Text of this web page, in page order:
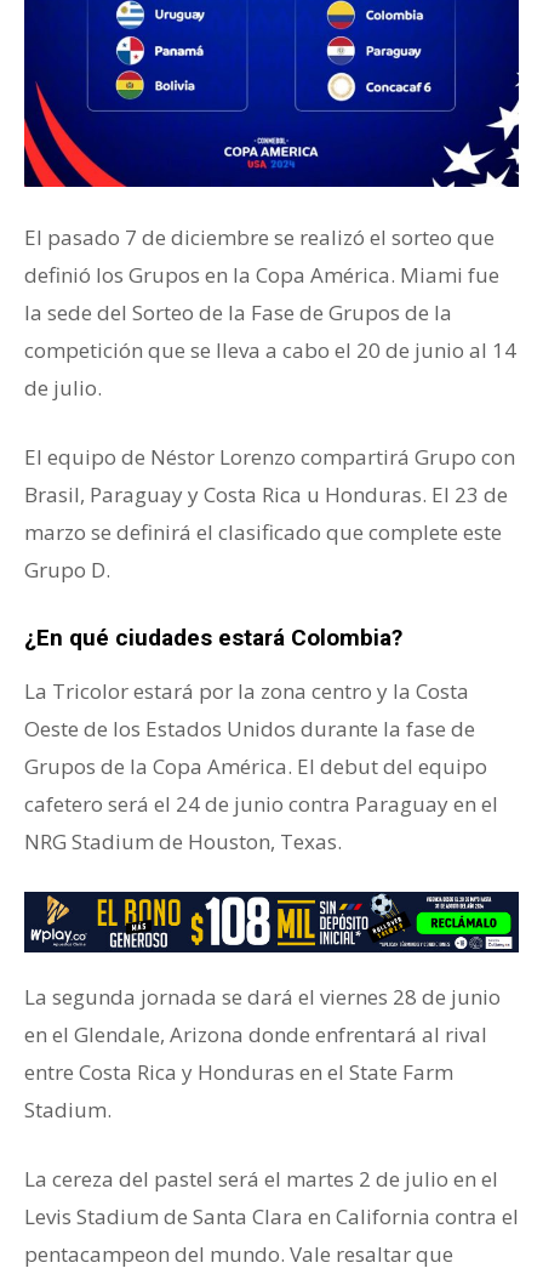
El pasado 7 de diciembre se realizó el sorteo que
definió los Grupos en la Copa América. Miami fue
la sede del Sorteo de la Fase de Grupos de la
competición que se lleva a cabo el 20 de junio al 14
de julio.
El equipo de Néstor Lorenzo compartirá Grupo con
Brasil, Paraguay y Costa Rica u Honduras. El 23 de
marzo se definirá el clasificado que complete este
Grupo D.
¿En qué ciudades estará Colombia?
La Tricolor estará por la zona centro y la Costa
Oeste de los Estados Unidos durante la fase de
Grupos de la Copa América. El debut del equipo
cafetero será el 24 de junio contra Paraguay en el
NRG Stadium de Houston, Texas.
La segunda jornada se dará el viernes 28 de junio
en el Glendale, Arizona donde enfrentará al rival
entre Costa Rica y Honduras en el State Farm
Stadium.
La cereza del pastel será el martes 2 de julio en el
Levis Stadium de Santa Clara en California contra el
pentacampeon del mundo. Vale resaltar que